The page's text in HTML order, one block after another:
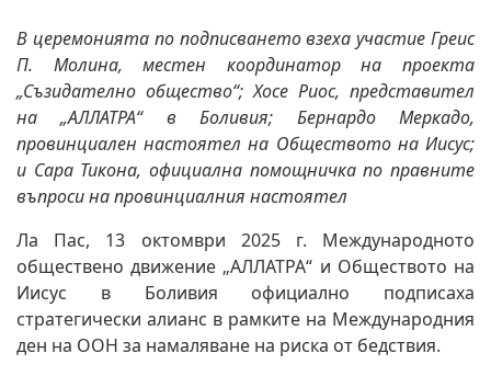
В церемонията по подписването взеха участие Греис
П. Молина, местен координатор на проекта
„Съзидателно общество“; Хосе Риос, представител
на „АЛЛАТРА“ в Боливия; Бернардо Меркадо,
провинциален настоятел на Обществото на Иисус;
и Сара Тикона, официална помощничка по правните
въпроси на провинциалния настоятел
Ла Пас, 13 октомври 2025 г. Международното
обществено движение „АЛЛАТРА“ и Обществото на
Иисус в Боливия официално подписаха
стратегически алианс в рамките на Международния
ден на ООН за намаляване на риска от бедствия.